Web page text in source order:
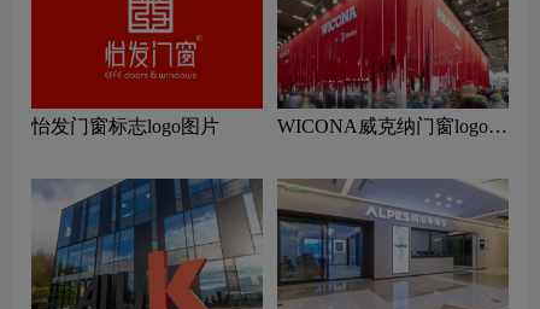
怡发门窗标志logo图片
WICONA威克纳门窗logo设